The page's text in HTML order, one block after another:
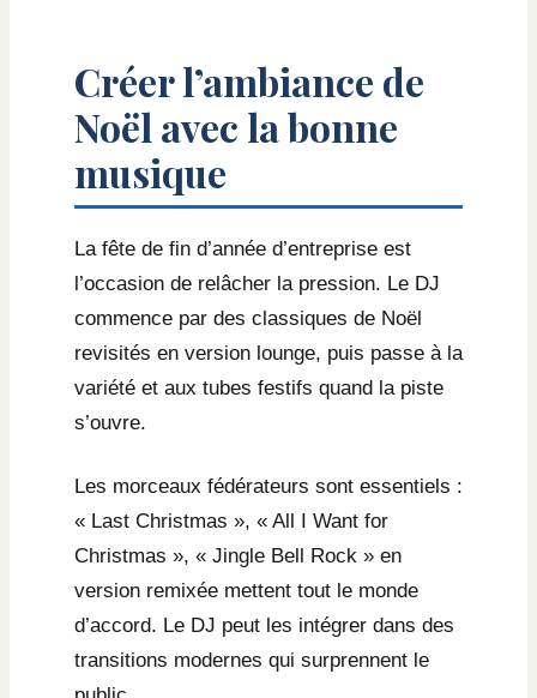
Créer l’ambiance de
Noël avec la bonne
musique
La fête de fin d’année d’entreprise est
l’occasion de relâcher la pression. Le DJ
commence par des classiques de Noël
revisités en version lounge, puis passe à la
variété et aux tubes festifs quand la piste
s’ouvre.
Les morceaux fédérateurs sont essentiels :
« Last Christmas », « All I Want for
Christmas », « Jingle Bell Rock » en
version remixée mettent tout le monde
d’accord. Le DJ peut les intégrer dans des
transitions modernes qui surprennent le